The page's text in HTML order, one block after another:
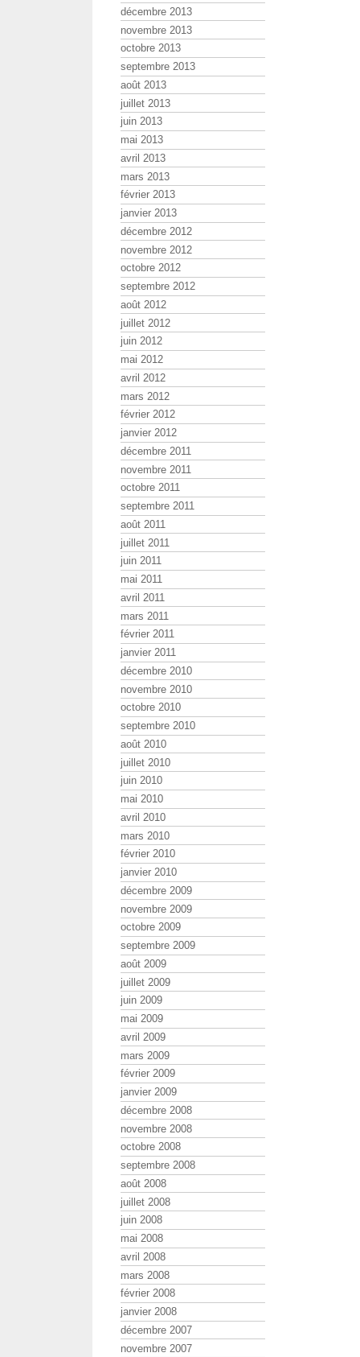
décembre 2013
novembre 2013
octobre 2013
septembre 2013
août 2013
juillet 2013
juin 2013
mai 2013
avril 2013
mars 2013
février 2013
janvier 2013
décembre 2012
novembre 2012
octobre 2012
septembre 2012
août 2012
juillet 2012
juin 2012
mai 2012
avril 2012
mars 2012
février 2012
janvier 2012
décembre 2011
novembre 2011
octobre 2011
septembre 2011
août 2011
juillet 2011
juin 2011
mai 2011
avril 2011
mars 2011
février 2011
janvier 2011
décembre 2010
novembre 2010
octobre 2010
septembre 2010
août 2010
juillet 2010
juin 2010
mai 2010
avril 2010
mars 2010
février 2010
janvier 2010
décembre 2009
novembre 2009
octobre 2009
septembre 2009
août 2009
juillet 2009
juin 2009
mai 2009
avril 2009
mars 2009
février 2009
janvier 2009
décembre 2008
novembre 2008
octobre 2008
septembre 2008
août 2008
juillet 2008
juin 2008
mai 2008
avril 2008
mars 2008
février 2008
janvier 2008
décembre 2007
novembre 2007